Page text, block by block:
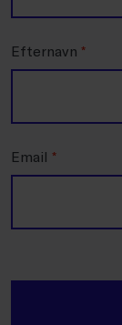
Efternavn *
Email *